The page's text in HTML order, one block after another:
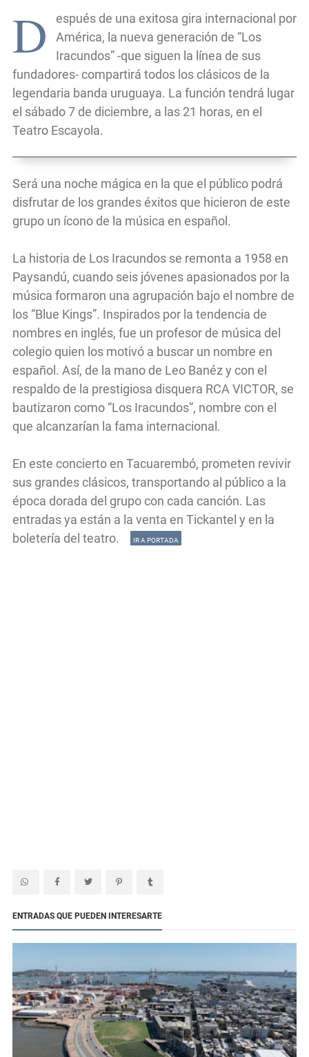
D
espués de una exitosa gira internacional por
América, la nueva generación de “Los
Iracundos” -que siguen la línea de sus
fundadores- compartirá todos los clásicos de la
legendaria banda uruguaya. La función tendrá lugar
el sábado 7 de diciembre, a las 21 horas, en el
Teatro Escayola.
Será una noche mágica en la que el público podrá
disfrutar de los grandes éxitos que hicieron de este
grupo un ícono de la música en español.
La historia de Los Iracundos se remonta a 1958 en
Paysandú, cuando seis jóvenes apasionados por la
música formaron una agrupación bajo el nombre de
los “Blue Kings”. Inspirados por la tendencia de
nombres en inglés, fue un profesor de música del
colegio quien los motivó a buscar un nombre en
español. Así, de la mano de Leo Banéz y con el
respaldo de la prestigiosa disquera RCA VICTOR, se
bautizaron como “Los Iracundos”, nombre con el
que alcanzarían la fama internacional.
En este concierto en Tacuarembó, prometen revivir
sus grandes clásicos, transportando al público a la
época dorada del grupo con cada canción. Las
entradas ya están a la venta en Tickantel y en la
boletería del teatro.
IR A PORTADA
ENTRADAS QUE PUEDEN INTERESARTE